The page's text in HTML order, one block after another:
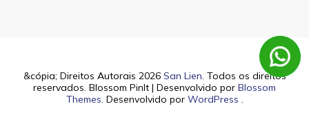
&cópia; Direitos Autorais 2026 San Lien. Todos os direitos
reservados. Blossom PinIt | Desenvolvido por Blossom
Themes. Desenvolvido por WordPress .